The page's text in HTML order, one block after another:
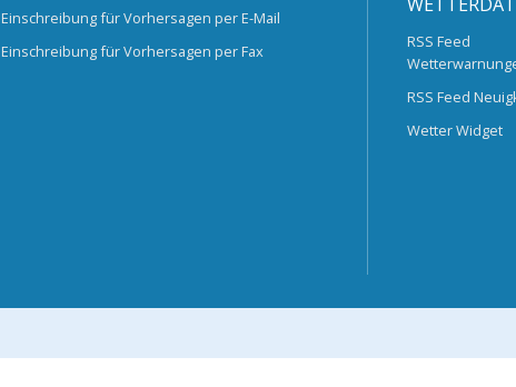
Einschreibung für Vorhersagen per E-Mail
Einschreibung für Vorhersagen per Fax
RSS Feed
RSS Feed
Wetter Widget